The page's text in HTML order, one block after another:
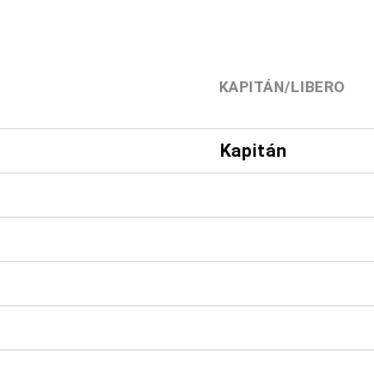
KAPITÁN/LIBERO
Kapitán